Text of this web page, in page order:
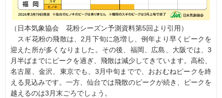
（日本気象協会 花粉シーズン予測資料第5回より引用）
スギ花粉の飛散は、2月下旬に急増し、例年より早くピークを
迎えた所が多くなりました。その後、福岡、広島、大阪では、3
月半ばまでにピークを過ぎ、飛散は減少してきています。高松、
名古屋、金沢、東京でも、3月中旬までで、おおむねピークを終
える見込みです。一方、仙台では飛散のピークが続き、ピークを
越えるのは3月末ごろでしょう。